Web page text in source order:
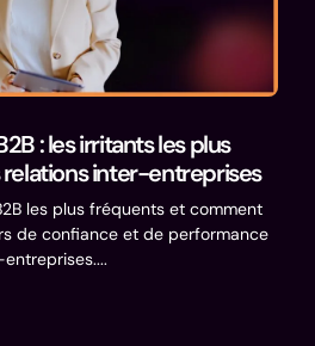
: les irritants les plus
inter-entreprises
les plus fréquents et comment
de confiance et de performance